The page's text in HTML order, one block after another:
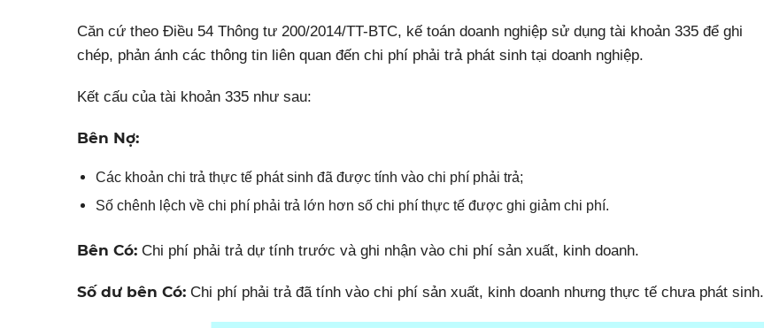
Căn cứ theo Điều 54 Thông tư 200/2014/TT-BTC, kế toán doanh nghiệp sử dụng tài khoản 335 để ghi
chép, phản ánh các thông tin liên quan đến chi phí phải trả phát sinh tại doanh nghiệp.
Kết cấu của tài khoản 335 như sau:
Bên Nợ:
Các khoản chi trả thực tế phát sinh đã được tính vào chi phí phải trả;
Số chênh lệch về chi phí phải trả lớn hơn số chi phí thực tế được ghi giảm chi phí.
Bên Có: Chi phí phải trả dự tính trước và ghi nhận vào chi phí sản xuất, kinh doanh.
Số dư bên Có: Chi phí phải trả đã tính vào chi phí sản xuất, kinh doanh nhưng thực tế chưa phát sinh.